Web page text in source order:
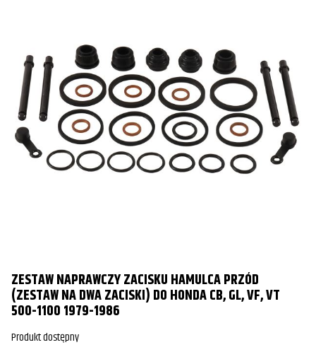
ZESTAW NAPRAWCZY ZACISKU HAMULCA PRZÓD
(ZESTAW NA DWA ZACISKI) DO HONDA CB, GL, VF, VT
500-1100 1979-1986
Produkt dostępny